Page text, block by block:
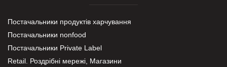
Постачальники продуктів харчування
Постачальники nonfood
Постачальники Private Label
Retail. Роздрібні мережі, Магазини